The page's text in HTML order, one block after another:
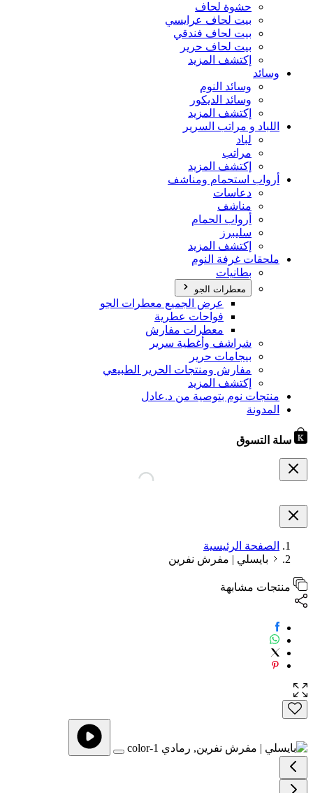
حشوة لحاف
بيت لحاف عرايسي
بيت لحاف فندقي
بيت لحاف حرير
إكتشف المزيد
وسائد
وسائد النوم
وسائد الديكور
إكتشف المزيد
اللباد و مراتب السرير
لباد
مراتب
إكتشف المزيد
أرواب استحمام ومناشف
دعاسات
مناشف
أرواب الحمام
سليبرز
إكتشف المزيد
ملحقات غرفة النوم
بطانيات
معطرات الجو
عرض الجميع معطرات الجو
فواحات عطرية
معطرات مفارش
شراشف وأغطية سرير
بيجامات حرير
مفارش ومنتجات الحرير الطبيعي
إكتشف المزيد
منتجات نوم بتوصية من د.عادل
المدونة
سلة التسوق
الصفحة الرئيسية
بايسلي | مفرش نفرين
منتجات مشابهة